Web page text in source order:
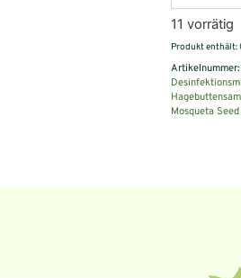
11 vorrätig
Produkt enthält:
Artikelnummer:
Mosqueta